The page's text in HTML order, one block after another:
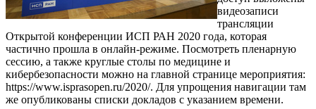
видеозаписи
трансляции
Открытой конференции ИСП РАН 2020 года, которая
частично прошла в онлайн-режиме. Посмотреть пленарную
сессию, а также круглые столы по медицине и
кибербезопасности можно на главной странице мероприятия:
https://www.isprasopen.ru/2020/. Для упрощения навигации там
же опубликованы списки докладов с указанием времени.